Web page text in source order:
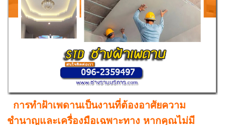
การทำฝ้าเพดานเป็นงานที่ต้องอาศัยความ
ชำนาญและเครื่องมือเฉพาะทาง หากคุณไม่มี